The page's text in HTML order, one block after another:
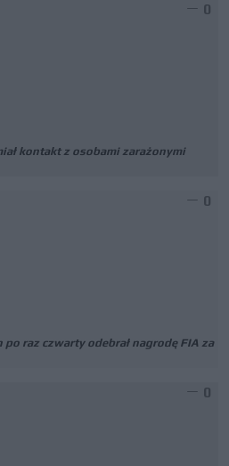
0
kontakt z osobami zarażonymi
0
po raz czwarty odebrał nagrodę FIA za
0